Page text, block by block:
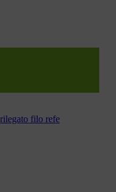
rilegato filo refe